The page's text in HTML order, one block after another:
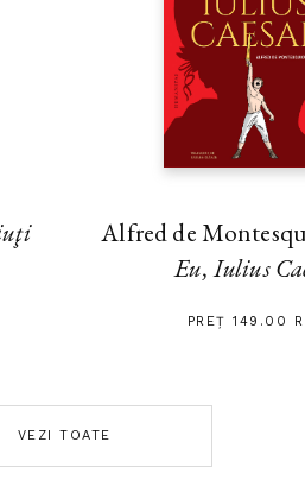
Alfred de
Eu, Iulius
PREȚ 149.00
VEZI TOATE